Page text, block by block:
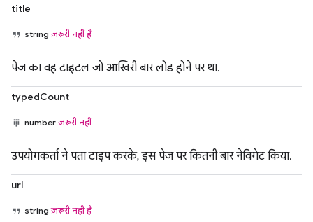
title
stringज़रूरी नहीं है
पेज का वह टाइटल जो आखिरी बार लोड होने पर था.
typedCount
numberज़रूरी नहीं
उपयोगकर्ता ने पता टाइप करके, इस पेज पर कितनी बार नेविगेट किया.
url
stringज़रूरी नहीं है